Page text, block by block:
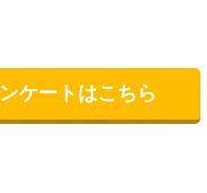
ケートはこちら